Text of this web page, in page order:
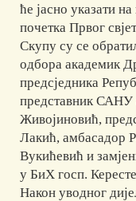
ће јасно указати
почетка Првог
Скупу су се
одбора академик
предсједника
представник
Живојиновић,
Лакић, амбасадор
Вукићевић и
у БиХ госп.
Након уводног